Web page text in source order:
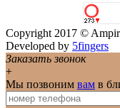
Copyright 2017 ©
Developed by 5fingers
Заказать звонок
+
Мы позвоним вам в